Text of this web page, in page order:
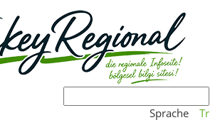
Sprache Tr